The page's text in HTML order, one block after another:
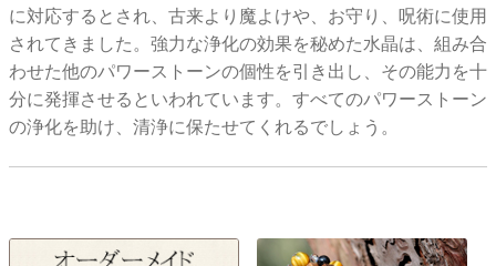
に対応するとされ、古来より魔よけや、お守り、呪術に使用
されてきました。強力な浄化の効果を秘めた水晶は、組み合
わせた他のパワーストーンの個性を引き出し、その能力を十
分に発揮させるといわれています。すべてのパワーストーン
の浄化を助け、清浄に保たせてくれるでしょう。